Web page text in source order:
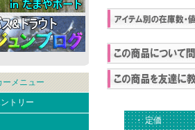
メニュー
ントリー
・ 定価